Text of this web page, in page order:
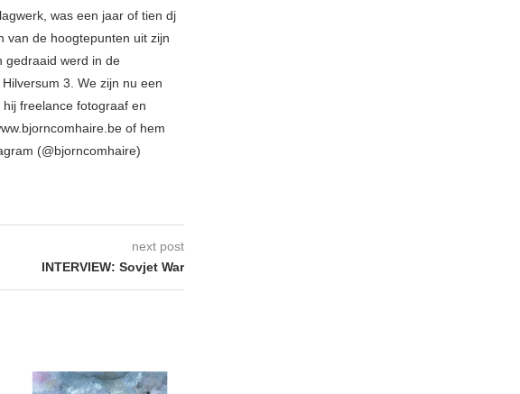
was een jaar of tien dj
van de hoogtepunten uit zijn
gedraaid werd in de
3. We zijn nu een
freelance fotograaf en
of hem
(@bjorncomhaire)
next post
INTERVIEW: Sovjet War